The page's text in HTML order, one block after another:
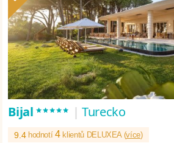
Bijal***** | Turecko
9.4 hodnotí4klientů DELUXEA (více)